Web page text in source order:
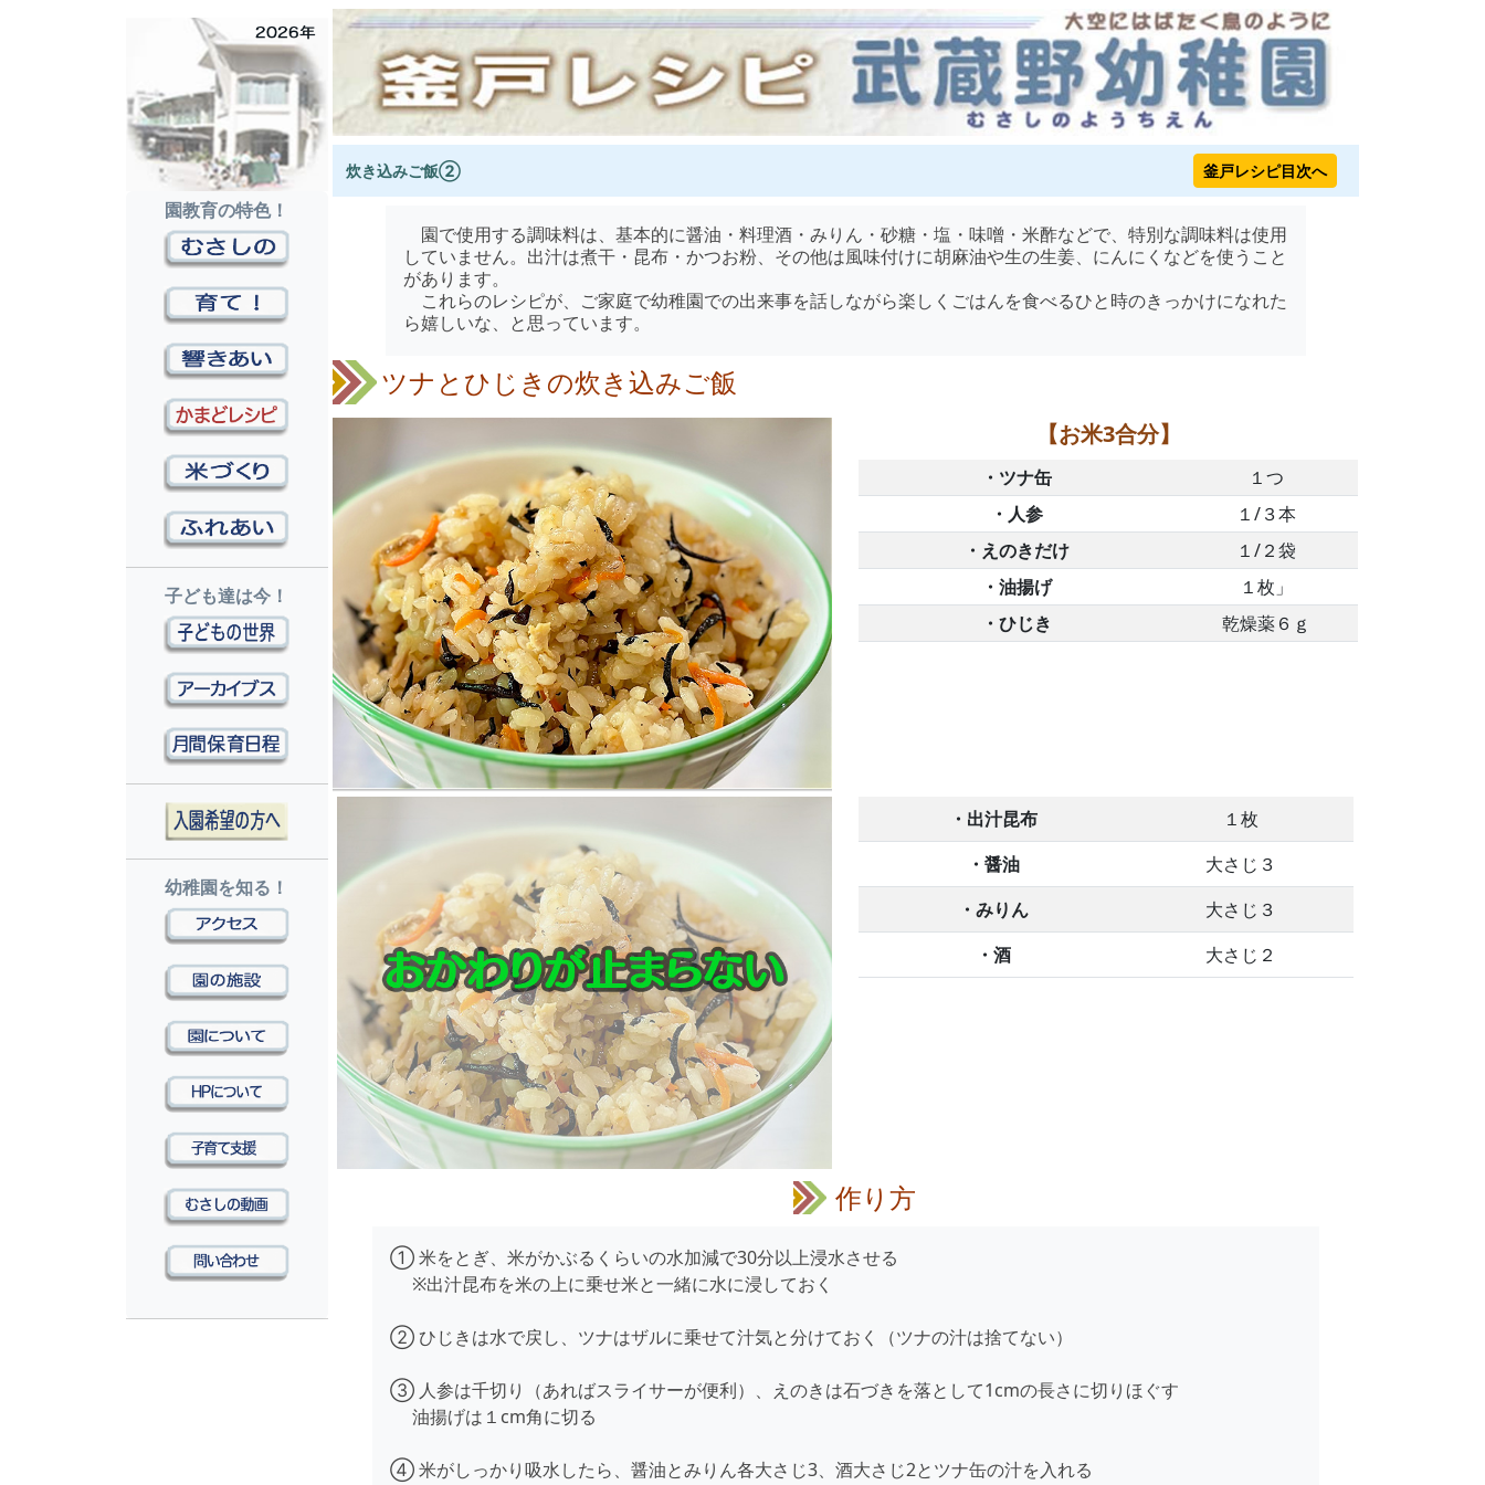
園教育の特色！
子ども達は今！
幼稚園を知る！
炊き込みご飯② 釜戸レシピ目次へ
園で使用する調味料は、基本的に醤油・料理酒・みりん・砂糖・塩・味噌・米酢などで、特別な調味料は使用
していません。出汁は煮干・昆布・かつお粉、その他は風味付けに胡麻油や生の生姜、にんにくなどを使うこと
があります。
これらのレシピが、ご家庭で幼稚園での出来事を話しながら楽しくごはんを食べるひと時のきっかけになれた
ら嬉しいな、と思っています。
ツナとひじきの炊き込みご飯
【お米3合分】
・ツナ缶
１つ
・人参
１/３本
・えのきだけ
１/２袋
・油揚げ
１枚」
・ひじき
乾燥薬６ｇ
・出汁昆布
１枚
・醤油
大さじ３
・みりん
大さじ３
・酒
大さじ２
作り方
① 米をとぎ、米がかぶるくらいの水加減で30分以上浸水させる
※出汁昆布を米の上に乗せ米と一緒に水に浸しておく
② ひじきは水で戻し、ツナはザルに乗せて汁気と分けておく（ツナの汁は捨てない）
③ 人参は千切り（あればスライサーが便利）、えのきは石づきを落として1cmの長さに切りほぐす
油揚げは１cm角に切る
④ 米がしっかり吸水したら、醤油とみりん各大さじ3、酒大さじ2とツナ缶の汁を入れる